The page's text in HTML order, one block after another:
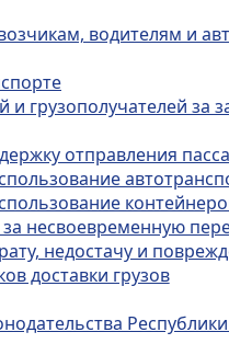
водителям и
и грузополучателей
отправления
несвоевременную
недостачу и
доставки грузов